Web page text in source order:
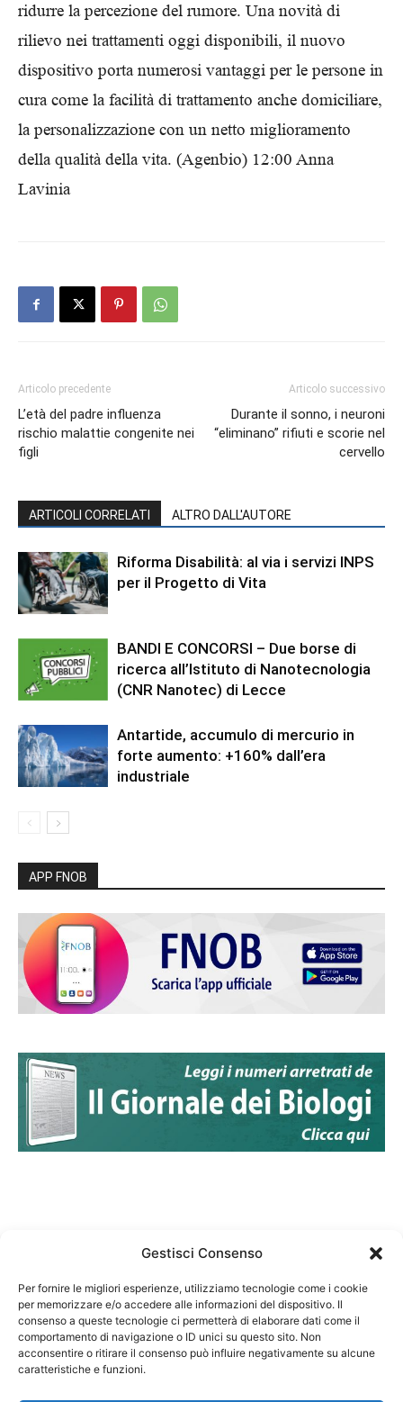
Gestisci Consenso
Per fornire le migliori esperienze, utilizziamo tecnologie come i cookie
per memorizzare e/o accedere alle informazioni del dispositivo. Il
consenso a queste tecnologie ci permetterà di elaborare dati come il
comportamento di navigazione o ID unici su questo sito. Non
acconsentire o ritirare il consenso può influire negativamente su alcune
caratteristiche e funzioni.
ridurre la percezione del rumore. Una novità di
rilievo nei trattamenti oggi disponibili, il nuovo
dispositivo porta numerosi vantaggi per le persone in
cura come la facilità di trattamento anche domiciliare,
la personalizzazione con un netto miglioramento
della qualità della vita. (Agenbio) 12:00 Anna
Lavinia
Articolo precedente
L’età del padre influenza
rischio malattie congenite nei
figli
Articolo successivo
Durante il sonno, i neuroni
“eliminano” rifiuti e scorie nel
cervello
ARTICOLI CORRELATI ALTRO DALL'AUTORE
Riforma Disabilità: al via i servizi INPS
per il Progetto di Vita
BANDI E CONCORSI – Due borse di
ricerca all’Istituto di Nanotecnologia
(CNR Nanotec) di Lecce
Antartide, accumulo di mercurio in
forte aumento: +160% dall’era
industriale
APP FNOB
Federazione Nazionale Degli Ordini dei Biologi:
codice fiscale 80069130583
Responsabile sito internet www.fnob.it: